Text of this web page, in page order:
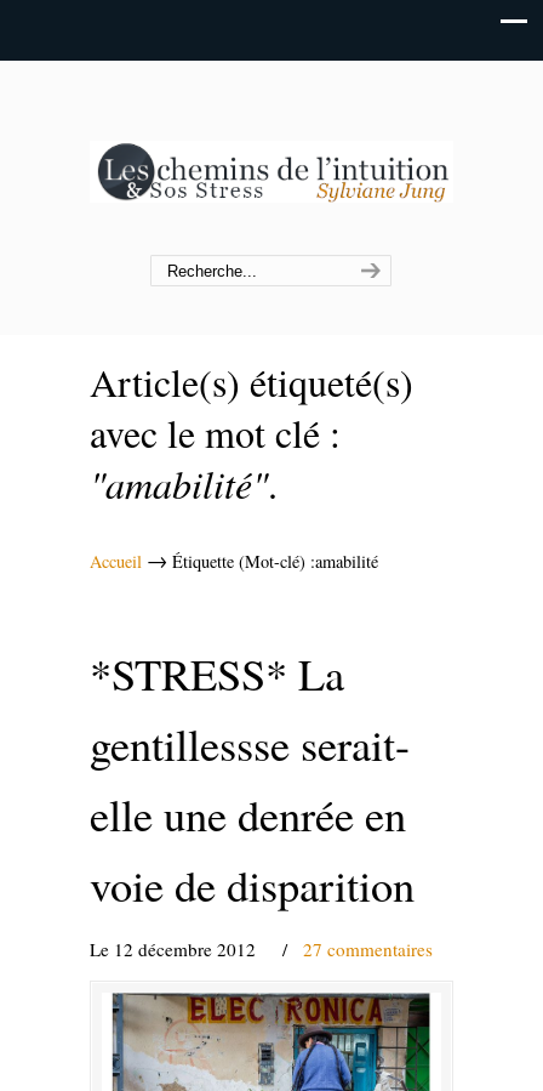
Article(s) étiqueté(s)
avec le mot clé :
"amabilité".
Accueil → Étiquette (Mot-clé) :amabilité
*STRESS* La
gentillessse serait-
elle une denrée en
voie de disparition
Le 12 décembre 2012 / 27 commentaires